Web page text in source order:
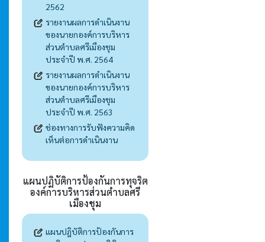
2562
รายงานผลการดำเนินงาน
ของนายกองค์การบริหาร
ส่วนตำบลศรีเมืองชุม
ประจำปี พ.ศ. 2564
รายงานผลการดำเนินงาน
ของนายกองค์การบริหาร
ส่วนตำบลศรีเมืองชุม
ประจำปี พ.ศ. 2563
ช่องทางการรับฟังความคิด
เห็นต่อการดำเนินงาน
แผนปฏิบัติการป้องกันการทุจริต
องค์การบริหารส่วนตำบลศรี
เมืองชุม
แผนปฎิบัติการป้องกันการ